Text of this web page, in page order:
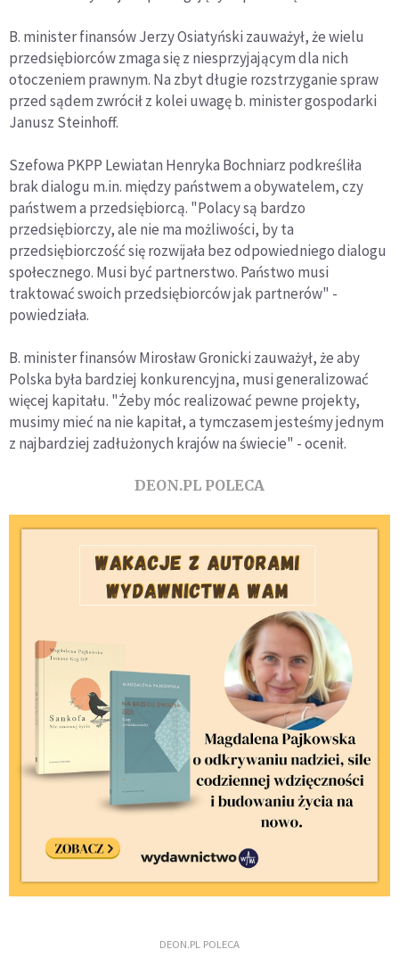
B. minister finansów Jerzy Osiatyński zauważył, że wielu
przedsiębiorców zmaga się z niesprzyjającym dla nich
otoczeniem prawnym. Na zbyt długie rozstrzyganie spraw
przed sądem zwrócił z kolei uwagę b. minister gospodarki
Janusz Steinhoff.
Szefowa PKPP Lewiatan Henryka Bochniarz podkreśliła
brak dialogu m.in. między państwem a obywatelem, czy
państwem a przedsiębiorcą. "Polacy są bardzo
przedsiębiorczy, ale nie ma możliwości, by ta
przedsiębiorczość się rozwijała bez odpowiedniego dialogu
społecznego. Musi być partnerstwo. Państwo musi
traktować swoich przedsiębiorców jak partnerów" -
powiedziała.
B. minister finansów Mirosław Gronicki zauważył, że aby
Polska była bardziej konkurencyjna, musi generalizować
więcej kapitału. "Żeby móc realizować pewne projekty,
musimy mieć na nie kapitał, a tymczasem jesteśmy jednym
z najbardziej zadłużonych krajów na świecie" - ocenił.
DEON.PL POLECA
DEON.PL POLECA